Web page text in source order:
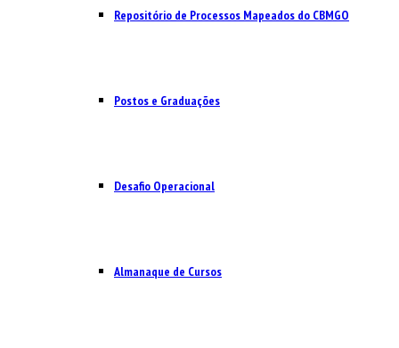
Repositório de Processos Mapeados do CBMGO
Postos e Graduações
Desafio Operacional
Almanaque de Cursos